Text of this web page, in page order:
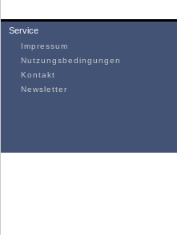
Service
Impressum
Nutzungsbedingungen
Kontakt
Newsletter